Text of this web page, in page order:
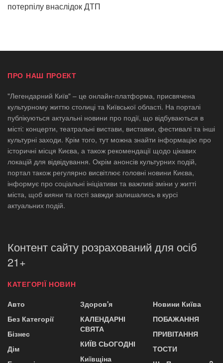
потерпілу внаслідок ДТП
ПРО НАШ ПРОЕКТ
"Легендарний Київ" – це онлайн-платформа, присвячена
культурному життю столиці та Київської області. На порталі
публікуються актуальні новини про події, що відбуваються в
місті: концерти, театральні вистави, виставки, фестивалі та інші
культурні заходи. Крім того, тут можна знайти інформацію про
історичні місця Києва, а також рекомендації щодо цікавих
локацій для відвідування. Окрім анонсів культурних подій,
портал також регулярно висвітлює головні новини Києва,
інформує про соціальні ініціативи та важливі зміни у житті
міста, щоб кияни та гості завжди залишались в курсі
актуальних подій.
Контент сайту розрахований для осіб
21+
КАТЕГОРІЇ НОВИН
Авто
Без Категорії
Бізнес
Дім
Здоров'я
КАЛЕНДАРНІ
СВЯТА
КИЇВ СЬОГОДНІ
Київщіна
Новини Київа
ПОБАЖАННЯ
ПРИВІТАННЯ
ТОСТИ